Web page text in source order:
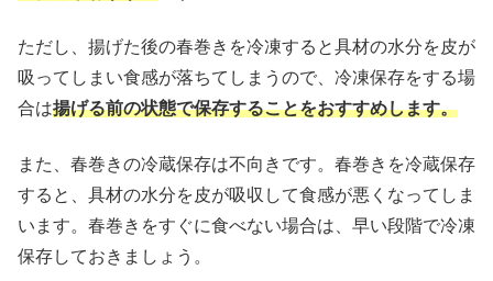
ただし、揚げた後の春巻きを冷凍すると具材の水分を皮が
吸ってしまい食感が落ちてしまうので、冷凍保存をする場
合は揚げる前の状態で保存することをおすすめします。
また、春巻きの冷蔵保存は不向きです。春巻きを冷蔵保存
すると、具材の水分を皮が吸収して食感が悪くなってしま
います。春巻きをすぐに食べない場合は、早い段階で冷凍
保存しておきましょう。